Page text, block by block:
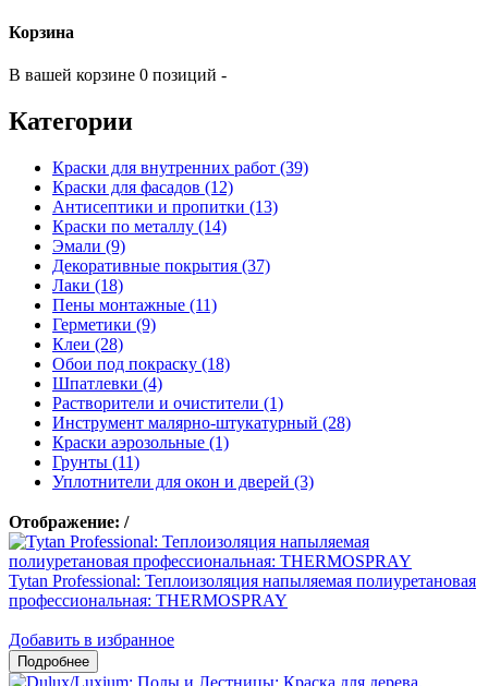
Корзина
В вашей корзине 0 позиций -
Категории
Краски для внутренних работ (39)
Краски для фасадов (12)
Антисептики и пропитки (13)
Краски по металлу (14)
Эмали (9)
Декоративные покрытия (37)
Лаки (18)
Пены монтажные (11)
Герметики (9)
Клеи (28)
Обои под покраску (18)
Шпатлевки (4)
Растворители и очистители (1)
Инструмент малярно-штукатурный (28)
Краски аэрозольные (1)
Грунты (11)
Уплотнители для окон и дверей (3)
Отображение: /
Tytan Professional: Теплоизоляция напыляемая полиуретановая
профессиональная: THERMOSPRAY
Добавить в избранное